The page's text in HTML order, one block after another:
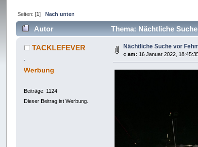
Seiten: [1] Nach unten
Autor Thema: Nächtliche
TACKLEFEVER
Beiträge: 1124
Dieser Beitrag ist Werbung.
Nächtliche Suche vor
«am: 16 Januar 2022,